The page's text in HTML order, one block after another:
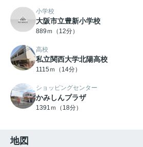
小学校
大阪市立豊新小学校
889ｍ（12分）
高校
私立関西大学北陽高校
1115ｍ（14分）
ショッピングセンター
かみしんプラザ
1391ｍ（18分）
地図